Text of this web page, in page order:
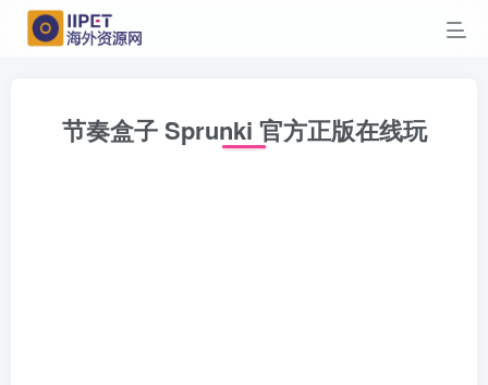
节奏盒子 Sprunki 官方正版在线玩